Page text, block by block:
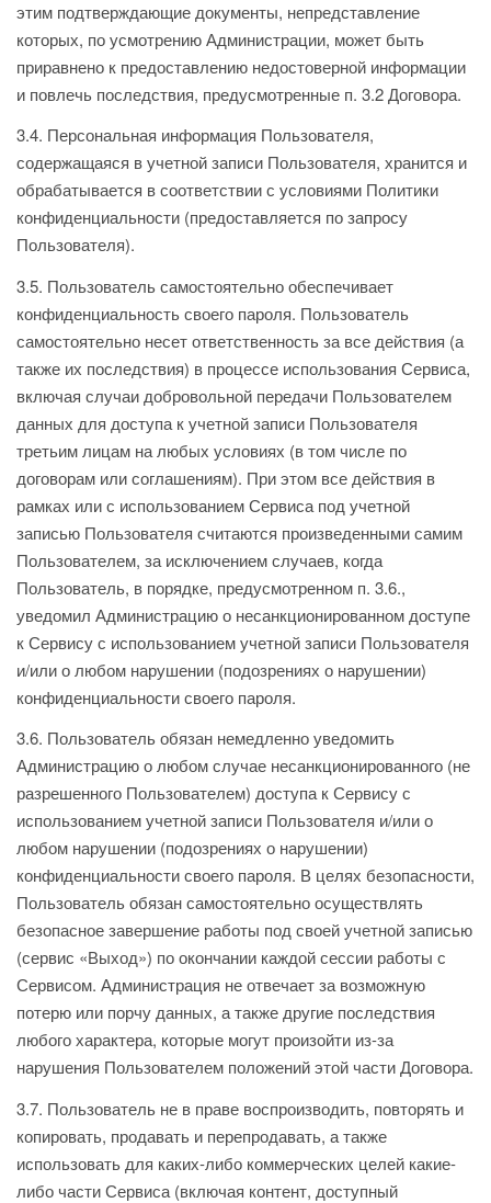
этим подтверждающие документы, непредставление
которых, по усмотрению Администрации, может быть
приравнено к предоставлению недостоверной информации
и повлечь последствия, предусмотренные п. 3.2 Договора.
3.4. Персональная информация Пользователя,
содержащаяся в учетной записи Пользователя, хранится и
обрабатывается в соответствии с условиями Политики
конфиденциальности (предоставляется по запросу
Пользователя).
3.5. Пользователь самостоятельно обеспечивает
конфиденциальность своего пароля. Пользователь
самостоятельно несет ответственность за все действия (а
также их последствия) в процессе использования Сервиса,
включая случаи добровольной передачи Пользователем
данных для доступа к учетной записи Пользователя
третьим лицам на любых условиях (в том числе по
договорам или соглашениям). При этом все действия в
рамках или с использованием Сервиса под учетной
записью Пользователя считаются произведенными самим
Пользователем, за исключением случаев, когда
Пользователь, в порядке, предусмотренном п. 3.6.,
уведомил Администрацию о несанкционированном доступе
к Сервису с использованием учетной записи Пользователя
и/или о любом нарушении (подозрениях о нарушении)
конфиденциальности своего пароля.
3.6. Пользователь обязан немедленно уведомить
Администрацию о любом случае несанкционированного (не
разрешенного Пользователем) доступа к Сервису с
использованием учетной записи Пользователя и/или о
любом нарушении (подозрениях о нарушении)
конфиденциальности своего пароля. В целях безопасности,
Пользователь обязан самостоятельно осуществлять
безопасное завершение работы под своей учетной записью
(сервис «Выход») по окончании каждой сессии работы с
Сервисом. Администрация не отвечает за возможную
потерю или порчу данных, а также другие последствия
любого характера, которые могут произойти из-за
нарушения Пользователем положений этой части Договора.
3.7. Пользователь не в праве воспроизводить, повторять и
копировать, продавать и перепродавать, а также
использовать для каких-либо коммерческих целей какие-
либо части Сервиса (включая контент, доступный